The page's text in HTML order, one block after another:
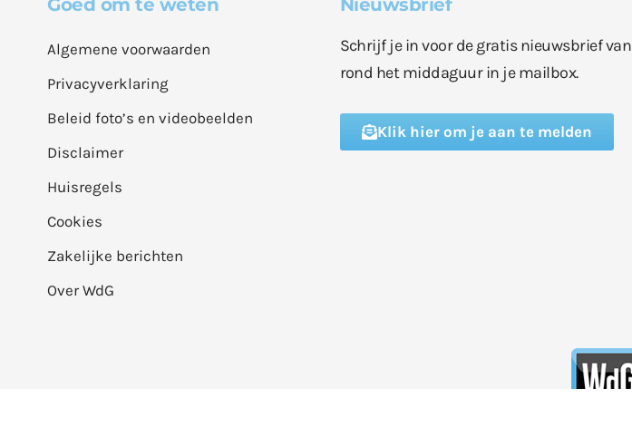
Algemene voorwaarden
Privacyverklaring
Beleid foto’s en videobeelden
Disclaimer
Huisregels
Cookies
Zakelijke berichten
Over WdG
Schrijf je in voor de gratis nieuwsbrief
rond het middaguur in je mailbox.
Klik hier om je aan te melden